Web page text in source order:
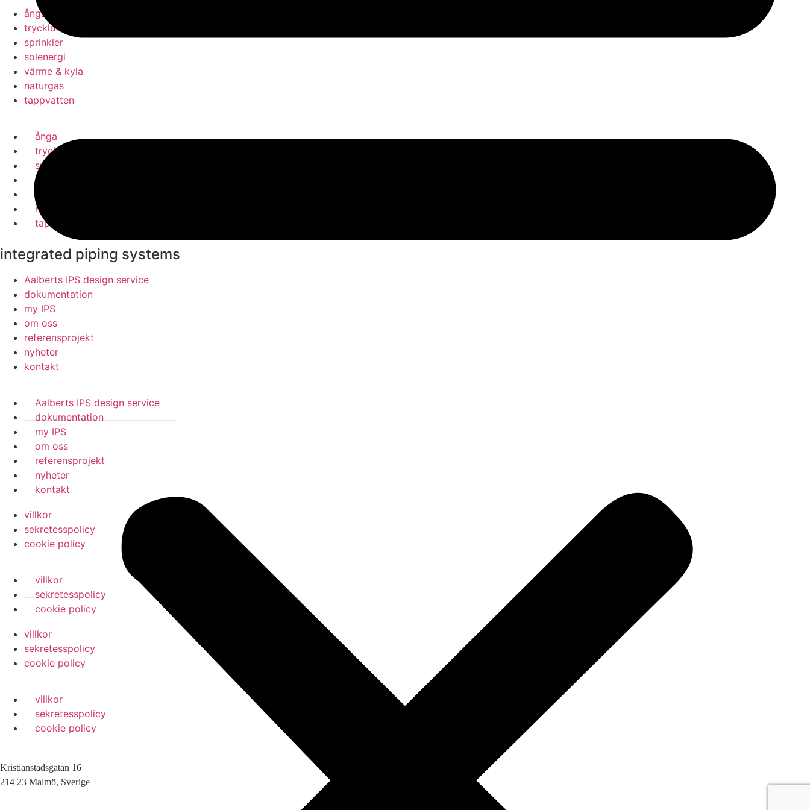
ånga
tryckluft
sprinkler
solenergi
värme & kyla
naturgas
tappvatten
ånga
tryckluft
sprinkler
solenergi
naturgas
tappvatten
integrated piping systems
Aalberts IPS design service
dokumentation
my IPS
om oss
referensprojekt
nyheter
kontakt
Aalberts IPS design service
dokumentation
my IPS
om oss
referensprojekt
nyheter
kontakt
villkor
sekretesspolicy
cookie policy
villkor
sekretesspolicy
cookie policy
villkor
sekretesspolicy
cookie policy
villkor
sekretesspolicy
cookie policy
Kristianstadsgatan 16
214 23 Malmö, Sverige